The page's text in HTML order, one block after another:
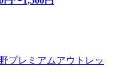
プレミアムアウトレッ